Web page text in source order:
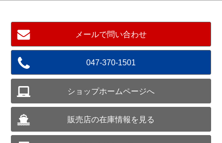
メールで問い合わせ
047-370-1501
ショップホームページへ
販売店の在庫情報を見る